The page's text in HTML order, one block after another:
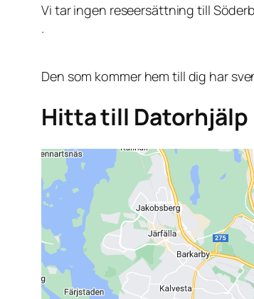
Vi tar ingen reseersättning till
.
Den som kommer hem till dig har
Hitta till Datorhjälp